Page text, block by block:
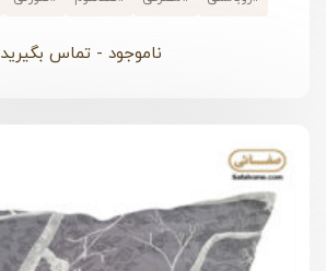
ناموجود - تماس بگیرید